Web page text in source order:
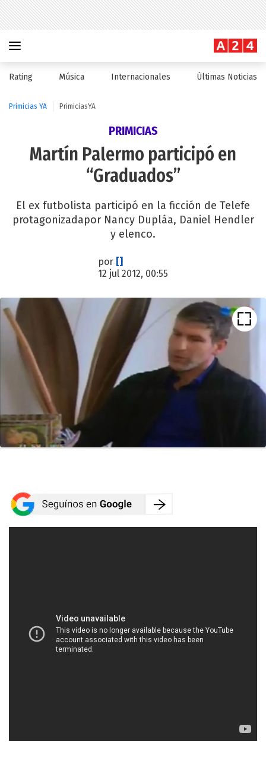
Rating Música Internacionales Últimas Noticias
Primicias YA PrimiciasYA
PRIMICIAS
Martín Palermo participó en
“Graduados”
El ex futbolista participó en la ficción de Telefe
protagonizadapor Nancy Dupláa, Daniel Hendler
y elenco.
por []
12 jul 2012, 00:55